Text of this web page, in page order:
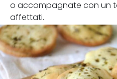
o accompagnate con un
affettati.